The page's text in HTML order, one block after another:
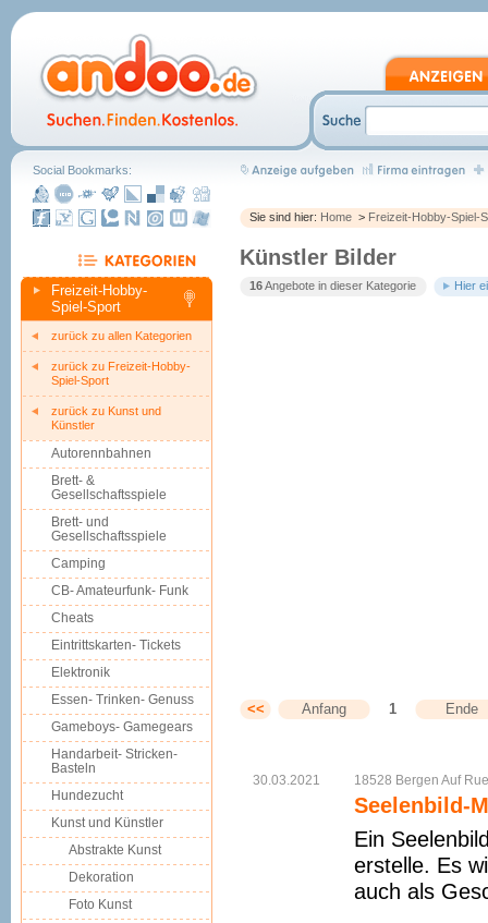
Sie sind hier: Home > Freizeit-Hobby-Spiel-
Künstler Bilder
16Angebote in dieser Kategorie Hier
<< Anfang 1 Ende
30.03.2021 18528 Bergen Auf
Seelenbild-
Ein
erstelle. Es
auch als
Social Bookmarks:
Freizeit-Hobby-
Spiel-Sport
zurück zu allen Kategorien
zurück zu Freizeit-Hobby-
Spiel-Sport
zurück zu Kunst und
Künstler
Autorennbahnen
Brett- &
Gesellschaftsspiele
Brett- und
Gesellschaftsspiele
Camping
CB- Amateurfunk- Funk
Cheats
Eintrittskarten- Tickets
Elektronik
Essen- Trinken- Genuss
Gameboys- Gamegears
Handarbeit- Stricken-
Basteln
Hundezucht
Kunst und Künstler
Abstrakte Kunst
Dekoration
Foto Kunst